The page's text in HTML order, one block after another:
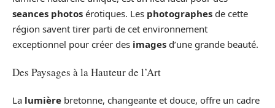
seances photos érotiques. Les photographes de cette
région savent tirer parti de cet environnement
exceptionnel pour créer des images d’une grande beauté.
Des Paysages à la Hauteur de l’Art
La lumière bretonne, changeante et douce, offre un cadre